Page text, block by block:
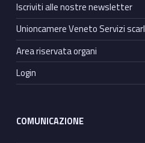
Iscriviti alle nostre newsletter
Unioncamere Veneto Servizi scarl
Area riservata organi
Login
COMUNICAZIONE